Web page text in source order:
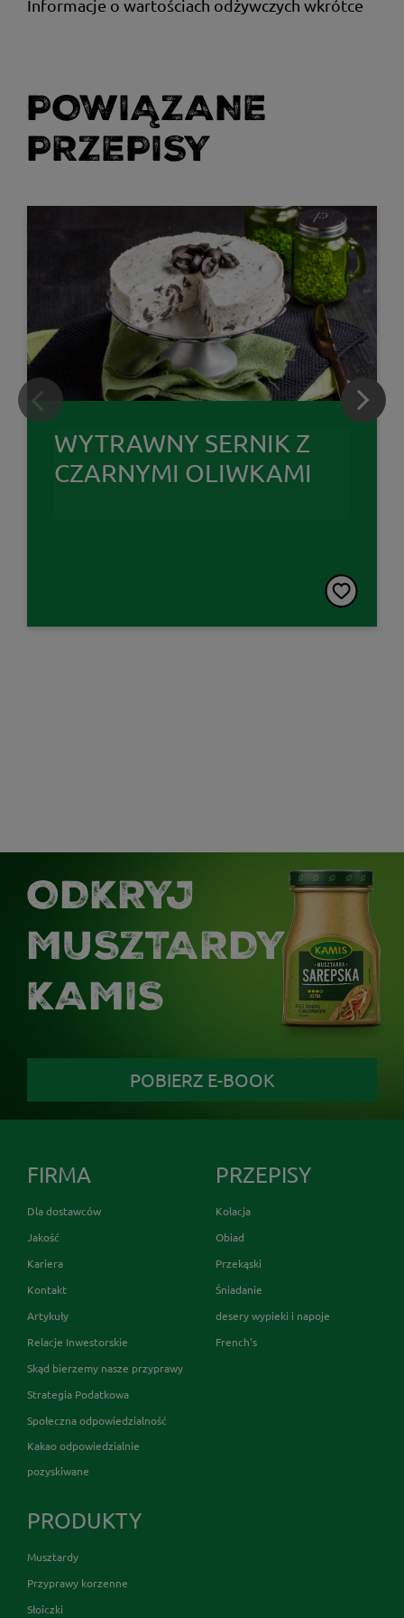
Informacje o wartościach odżywczych wkrótce
POWIĄZANE
PRZEPISY
WYTRAWNY SERNIK Z
CZARNYMI OLIWKAMI
ODKRYJ
MUSZTARDY
KAMIS
POBIERZ E-BOOK
FIRMA
Dla dostawców
Jakość
Kariera
Kontakt
Artykuły
Relacje Inwestorskie
Skąd bierzemy nasze przyprawy
Strategia Podatkowa
Społeczna odpowiedzialność
Kakao odpowiedzialnie
pozyskiwane
PRZEPISY
Kolacja
Obiad
Przekąski
Śniadanie
desery wypieki i napoje
French's
PRODUKTY
Musztardy
Przyprawy korzenne
Słoiczki